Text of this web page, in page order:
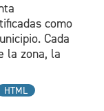
como
Cada
la zona, la
HTML